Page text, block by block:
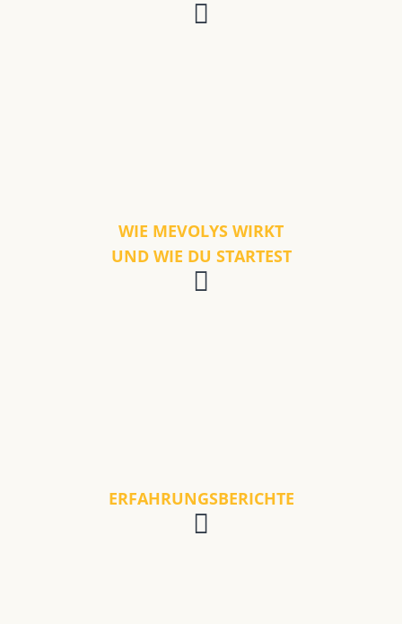
WIE MEVOLYS WIRKT
UND WIE DU STARTEST
ERFAHRUNGSBERICHTE